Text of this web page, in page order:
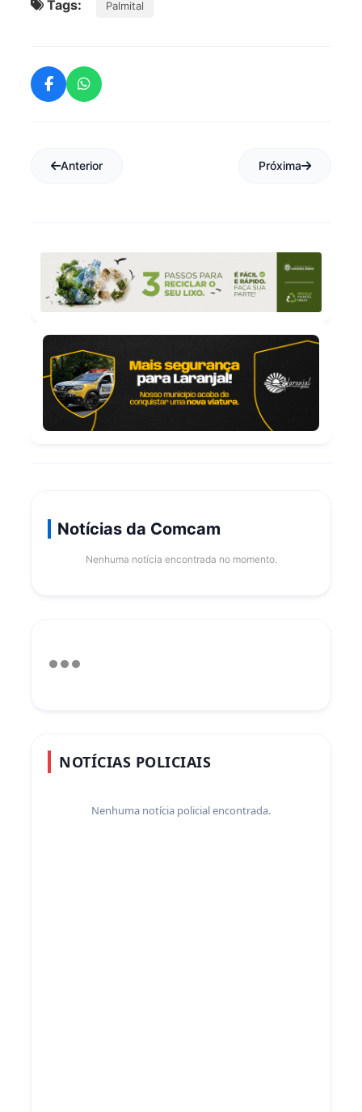
Tags: Palmital
Anterior Próxima
Notícias da Comcam
Nenhuma notícia encontrada no momento.
NOTÍCIAS POLICIAIS
Nenhuma notícia policial encontrada.